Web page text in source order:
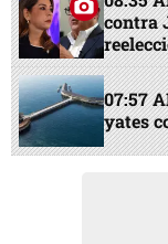
contra
07:57
yates